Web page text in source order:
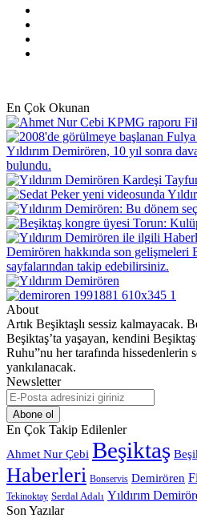
En Çok Okunan
About
Artık Beşiktaşlı sessiz kalmayacak.
Beşiktaş’ta yaşayan, kendini
Ruhu”nu her tarafında hissedenlerin
yankılanacak.
Newsletter
E-
Posta
adresinizi
giriniz
En Çok Takip Edilenler
Ahmet Nur Çebi Beşiktaş
Haberleri Bonservis Demirören
Tekinoktay Serdal Adalı Yıldırım
Son Yazılar